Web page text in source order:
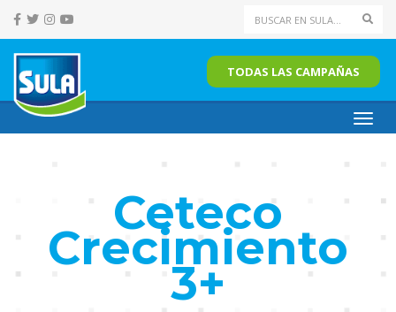
TODAS LAS CAMPAÑAS
Ceteco
Crecimiento
3+